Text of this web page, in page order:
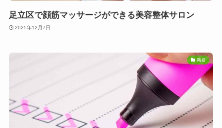
足立区で顔筋マッサージができる美容整体サロン
2025年12月7日
新着